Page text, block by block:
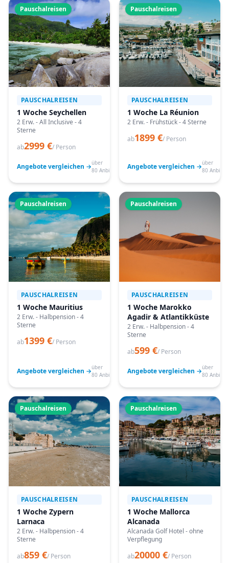
Pauschalreisen
PAUSCHALREISEN
1 Woche Seychellen
2 Erw. - All Inclusive - 4
Sterne
ab2999 €/ Person
Angebote vergleichen →über
80 Anbieter
Pauschalreisen
PAUSCHALREISEN
1 Woche La Réunion
2 Erw. - Frühstück - 4 Sterne
ab1899 €/ Person
Angebote vergleichen →über
80
Pauschalreisen
PAUSCHALREISEN
1 Woche Mauritius
2 Erw. - Halbpension - 4
Sterne
ab1399 €/ Person
Angebote vergleichen →über
80 Anbieter
Pauschalreisen
PAUSCHALREISEN
1 Woche Marokko
Agadir & Atlantikküste
2 Erw. - Halbpension - 4
Sterne
ab599 €/ Person
Angebote vergleichen →über
80
Pauschalreisen
PAUSCHALREISEN
1 Woche Zypern
Larnaca
2 Erw. - Halbpension - 4
Sterne
ab859 €/ Person
Pauschalreisen
PAUSCHALREISEN
1 Woche Mallorca
Alcanada
Alcanada Golf Hotel - ohne
Verpflegung
ab20000 €/ Person